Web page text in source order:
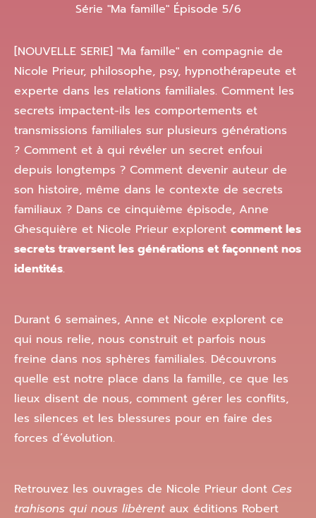
Série "Ma famille" Épisode 5/6
[NOUVELLE SERIE] "Ma famille" en compagnie de
Nicole Prieur, philosophe, psy, hypnothérapeute et
experte dans les relations familiales. Comment les
secrets impactent-ils les comportements et
transmissions familiales sur plusieurs générations
? Comment et à qui révéler un secret enfoui
depuis longtemps ? Comment devenir auteur de
son histoire, même dans le contexte de secrets
familiaux ? Dans ce cinquième épisode, Anne
Ghesquière et Nicole Prieur explorent comment les
secrets traversent les générations et façonnent nos
identités.
Durant 6 semaines, Anne et Nicole explorent ce
qui nous relie, nous construit et parfois nous
freine dans nos sphères familiales. Découvrons
quelle est notre place dans la famille, ce que les
lieux disent de nous, comment gérer les conflits,
les silences et les blessures pour en faire des
forces d’évolution.
Retrouvez les ouvrages de Nicole Prieur dont Ces
trahisons qui nous libèrent aux éditions Robert